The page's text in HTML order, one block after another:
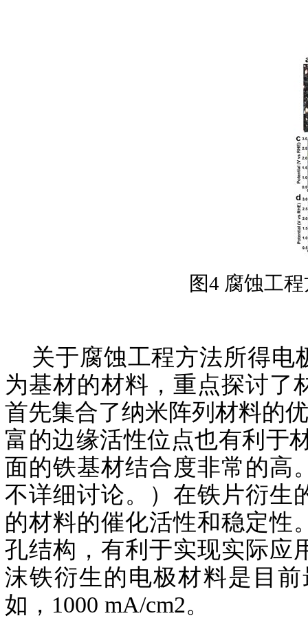
图4 腐蚀工
关于腐蚀工程方法所得电
为基材的材料，重点探讨了
首先集合了纳米阵列材料的
富的边缘活性位点也有利于
面的铁基材结合度非常的高
不详细讨论。）在铁片衍生
的材料的催化活性和稳定性
孔结构，有利于实现实际应
沫铁衍生的电极材料是目
如，1000 mA/cm2。